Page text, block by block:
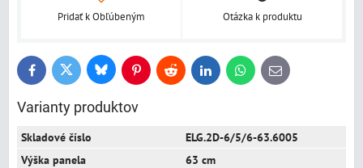
Pridať k Obľúbeným Otázka k produktu
FacebookTwitter BlueskyPinterestReddit LinkedInWhatsApp
E-
mail
Varianty produktov
ELG.2D-6/5/6-63.6005
63 cm